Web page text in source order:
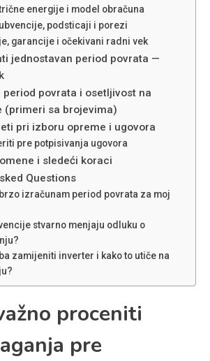
energije i model obračuna
podsticaji i porezi
garancije i očekivani radni vek
jednostavan period povrata —
period povrata i osetljivost na
(primeri sa brojevima)
pri izboru opreme i ugovora
pre potpisivanja ugovora
i sledeći koraci
Questions
izračunam period povrata za moj
stvarno menjaju odluku o
zamijeniti inverter i kako to utiče na
proceniti
pre